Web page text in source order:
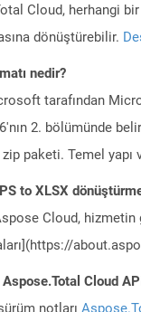
Cloud, herhangi bir
dönüştürebilir.
nedir?
tarafından
2. bölümünde
paketi. Temel yapı
to XLSX
Cloud, hizmetin
Cloud
notları